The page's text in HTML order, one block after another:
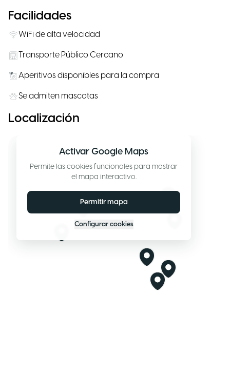
Facilidades
WiFi de alta velocidad
Transporte Público Cercano
Aperitivos disponibles para la compra
Se admiten mascotas
Localización
Activar Google Maps
Permite las cookies funcionales para mostrar
el mapa interactivo.
Permitir mapa
Configurar cookies